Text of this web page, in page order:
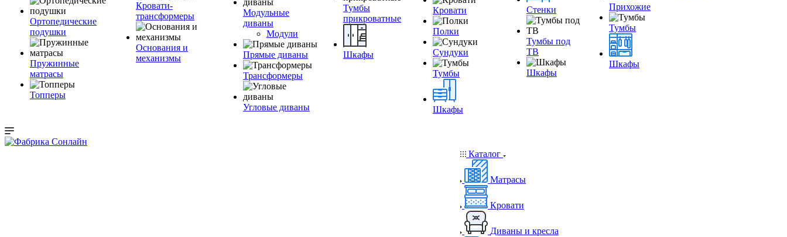
Ортопедические
подушки
Пружинные
матрасы
Топперы
Кровати-
трансформеры
Основания и
механизмы
Модульные
диваны
Модули
Прямые диваны
Трансформеры
Угловые диваны
Тумбы
прикроватные
Шкафы
Кровати
Полки
Сундуки
Тумбы
Шкафы
Стенки
Тумбы под
ТВ
Шкафы
Прихожие
Тумбы
Шкафы
Каталог
Матрасы
Кровати
Диваны и кресла